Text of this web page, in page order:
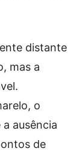
distante
mas a
o
ausência
de